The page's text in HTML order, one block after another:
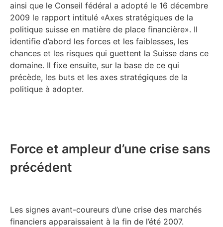
ainsi que le Conseil fédéral a adopté le 16 décembre
2009 le rapport intitulé «Axes stratégiques de la
politique suisse en matière de place financière». Il
identifie d’abord les forces et les faiblesses, les
chances et les risques qui guettent la Suisse dans ce
domaine. Il fixe ensuite, sur la base de ce qui
précède, les buts et les axes stratégiques de la
politique à adopter.
Force et ampleur d’une crise sans
précédent
Les signes avant-coureurs d’une crise des marchés
financiers apparaissaient à la fin de l’été 2007.